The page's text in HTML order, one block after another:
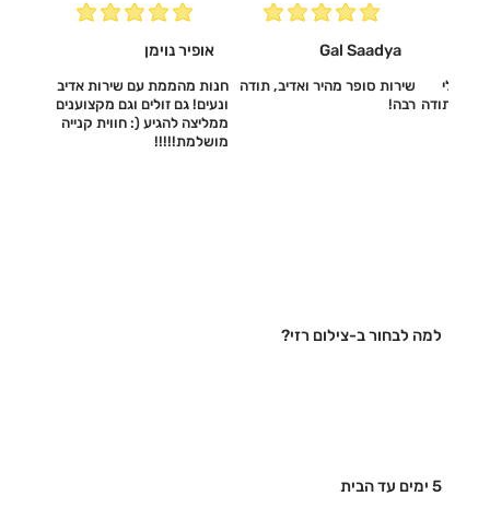
אופיר נוימן
חנות מהממת עם שירות אדיב
ונעים! גם זולים וגם מקצוענים
ממליצה להגיע (: חווית קנייה
מושלמת!!!!!‎
Gal Saadya
שירות סופר מהיר ואדיב, תודה
רבה!
לי
תודה
למה לבחור ב-צילום רזי?
5 ימים עד הבית